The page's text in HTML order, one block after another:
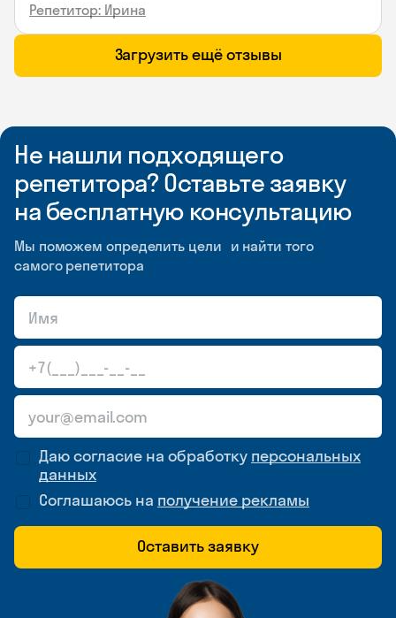
Репетитор: Ирина
Загрузить ещё отзывы
Не нашли подходящего
репетитора? Оставьте заявку
на бесплатную консультацию
Мы поможем определить цели и найти того
самого репетитора
Даю согласие на обработку персональных
данных
Соглашаюсь на получение рекламы
Оставить заявку